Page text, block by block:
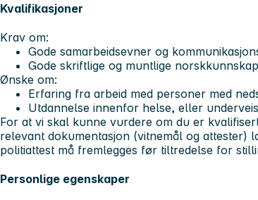
Kvalifikasjoner
Krav om:
Gode samarbeidsevner og
Gode skriftlige og muntlige
Ønske om:
Erfaring fra arbeid med personer med
Utdannelse innenfor helse, eller
For at vi skal kunne vurdere om du er
relevant dokumentasjon (vitnemål og attester)
politiattest må fremlegges før tiltredelse for
Personlige egenskaper